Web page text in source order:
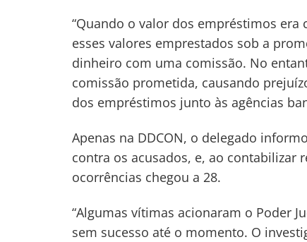
“Quando o valor dos empréstimos
esses valores emprestados sob a
dinheiro com uma comissão. No
comissão prometida, causando
dos empréstimos junto às agências
Apenas na DDCON, o delegado
contra os acusados, e, ao contabilizar
ocorrências chegou a 28.
“Algumas vítimas acionaram o Poder
sem sucesso até o momento. O